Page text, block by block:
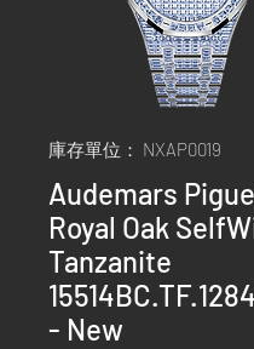
庫存單位： NXAP0019
Audemars
Royal Oak
Tanzanite
- New